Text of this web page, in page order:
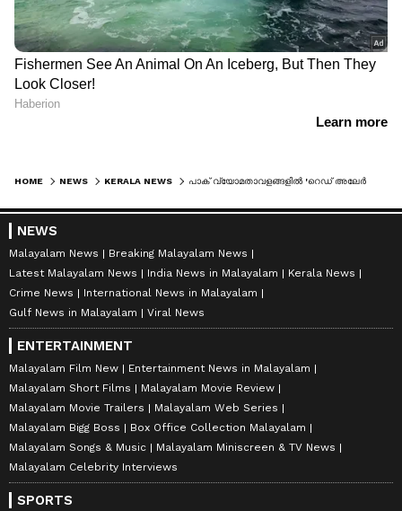
HOME NEWS KERALA NEWS
NEWS
Malayalam News
Breaking Malayalam News
Latest Malayalam News
India News in Malayalam
Kerala News
Crime News
International News in Malayalam
Gulf News in Malayalam
Viral News
ENTERTAINMENT
Malayalam Film New
Entertainment News in Malayalam
Malayalam Short Films
Malayalam Movie Review
Malayalam Movie Trailers
Malayalam Web Series
Malayalam Bigg Boss
Box Office Collection Malayalam
Malayalam Songs & Music
Malayalam Miniscreen & TV News
Malayalam Celebrity Interviews
SPORTS